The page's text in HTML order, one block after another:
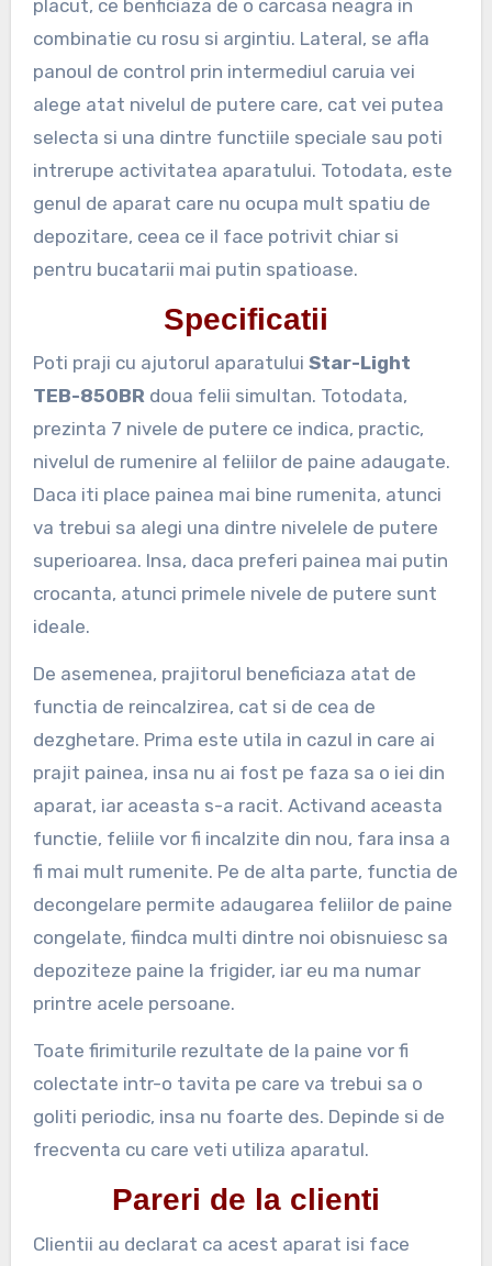
placut, ce benficiaza de o carcasa neagra in
combinatie cu rosu si argintiu. Lateral, se afla
panoul de control prin intermediul caruia vei
alege atat nivelul de putere care, cat vei putea
selecta si una dintre functiile speciale sau poti
intrerupe activitatea aparatului. Totodata, este
genul de aparat care nu ocupa mult spatiu de
depozitare, ceea ce il face potrivit chiar si
pentru bucatarii mai putin spatioase.
Specificatii
Poti praji cu ajutorul aparatului Star-Light
TEB-850BR doua felii simultan. Totodata,
prezinta 7 nivele de putere ce indica, practic,
nivelul de rumenire al feliilor de paine adaugate.
Daca iti place painea mai bine rumenita, atunci
va trebui sa alegi una dintre nivelele de putere
superioarea. Insa, daca preferi painea mai putin
crocanta, atunci primele nivele de putere sunt
ideale.
De asemenea, prajitorul beneficiaza atat de
functia de reincalzirea, cat si de cea de
dezghetare. Prima este utila in cazul in care ai
prajit painea, insa nu ai fost pe faza sa o iei din
aparat, iar aceasta s-a racit. Activand aceasta
functie, feliile vor fi incalzite din nou, fara insa a
fi mai mult rumenite. Pe de alta parte, functia de
decongelare permite adaugarea feliilor de paine
congelate, fiindca multi dintre noi obisnuiesc sa
depoziteze paine la frigider, iar eu ma numar
printre acele persoane.
Toate firimiturile rezultate de la paine vor fi
colectate intr-o tavita pe care va trebui sa o
goliti periodic, insa nu foarte des. Depinde si de
frecventa cu care veti utiliza aparatul.
Pareri de la clienti
Clientii au declarat ca acest aparat isi face